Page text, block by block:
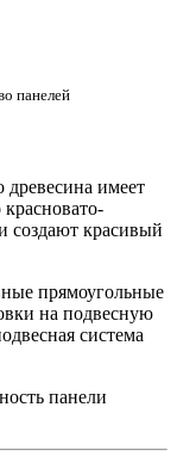
панелей
имеет
создают красивый
прямоугольные
на подвесную
система
панели